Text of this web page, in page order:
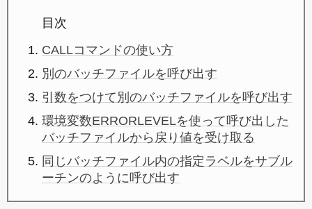
目次
CALLコマンドの使い方
別のバッチファイルを呼び出す
引数をつけて別のバッチファイルを呼び出す
環境変数ERRORLEVELを使って呼び出した
バッチファイルから戻り値を受け取る
同じバッチファイル内の指定ラベルをサブル
ーチンのように呼び出す